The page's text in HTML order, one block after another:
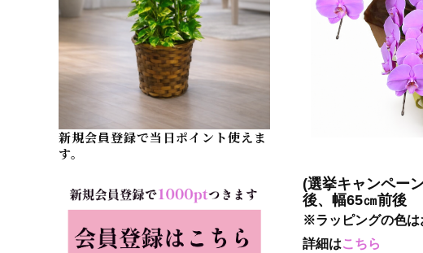
(選挙キャンペー
後、幅65㎝前後
※ラッピングの色は
詳細はこちら
新規会員登録で当日ポイント使えま
す。